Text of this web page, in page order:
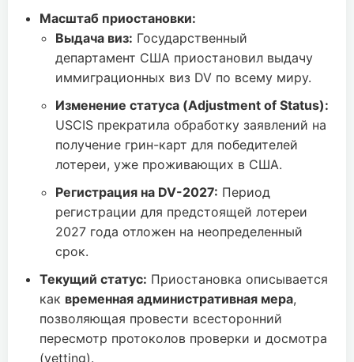
Масштаб приостановки:
Выдача виз: Государственный
департамент США приостановил выдачу
иммиграционных виз DV по всему миру.
Изменение статуса (Adjustment of Status):
USCIS прекратила обработку заявлений на
получение грин-карт для победителей
лотереи, уже проживающих в США.
Регистрация на DV-2027: Период
регистрации для предстоящей лотереи
2027 года отложен на неопределенный
срок.
Текущий статус: Приостановка описывается
как временная административная мера,
позволяющая провести всесторонний
пересмотр протоколов проверки и досмотра
(vetting).